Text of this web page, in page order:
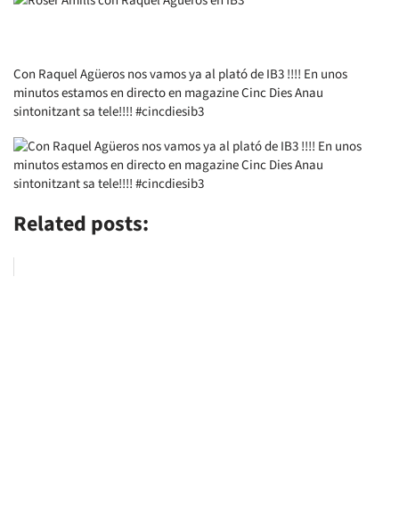
Con Raquel Agüeros nos vamos ya al plató de IB3 !!!! En unos
minutos estamos en directo en magazine Cinc Dies Anau
sintonitzant sa tele!!!! #cincdiesib3
Related posts: